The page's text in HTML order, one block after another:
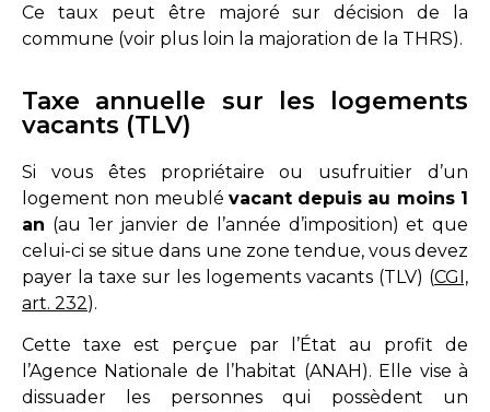
Ce taux peut être majoré sur décision de la
commune (voir plus loin la majoration de la THRS).
Taxe annuelle sur les logements
vacants (TLV)
Si vous êtes propriétaire ou usufruitier d’un
logement non meublé vacant depuis au moins 1
an (au 1er janvier de l’année d’imposition) et que
celui-ci se situe dans une zone tendue, vous devez
payer la taxe sur les logements vacants (TLV) (CGI,
art. 232).
Cette taxe est perçue par l’État au profit de
l’Agence Nationale de l’habitat (ANAH). Elle vise à
dissuader les personnes qui possèdent un